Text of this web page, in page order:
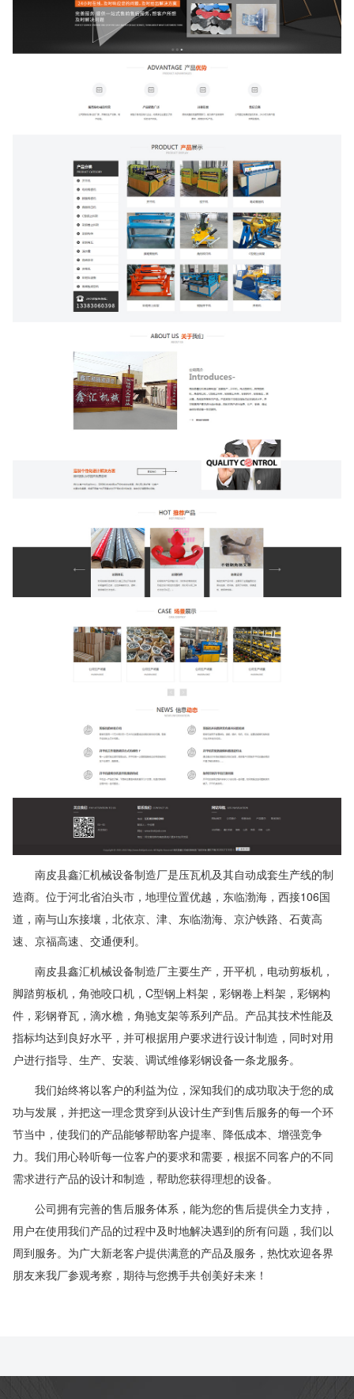
南皮县鑫汇机械设备制造厂是压瓦机及其自动成套生产线的制
造商。位于河北省泊头市，地理位置优越，东临渤海，西接106国
道，南与山东接壤，北依京、津、东临渤海、京沪铁路、石黄高
速、京福高速、交通便利。
南皮县鑫汇机械设备制造厂主要生产，开平机，电动剪板机，
脚踏剪板机，角弛咬口机，C型钢上料架，彩钢卷上料架，彩钢构
件，彩钢脊瓦，滴水檐，角驰支架等系列产品。产品其技术性能及
指标均达到良好水平，并可根据用户要求进行设计制造，同时对用
户进行指导、生产、安装、调试维修彩钢设备一条龙服务。
我们始终将以客户的利益为位，深知我们的成功取决于您的成
功与发展，并把这一理念贯穿到从设计生产到售后服务的每一个环
节当中，使我们的产品能够帮助客户提率、降低成本、增强竞争
力。我们用心聆听每一位客户的要求和需要，根据不同客户的不同
需求进行产品的设计和制造，帮助您获得理想的设备。
公司拥有完善的售后服务体系，能为您的售后提供全力支持，
用户在使用我们产品的过程中及时地解决遇到的所有问题，我们以
周到服务。为广大新老客户提供满意的产品及服务，热忱欢迎各界
朋友来我厂参观考察，期待与您携手共创美好未来！